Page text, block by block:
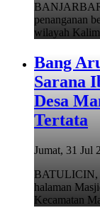
penanganan
wilayah
Bang
Sarana
Desa
Tertata
Jumat, 31 Jul
BATULICIN,
halaman
Kecamatan